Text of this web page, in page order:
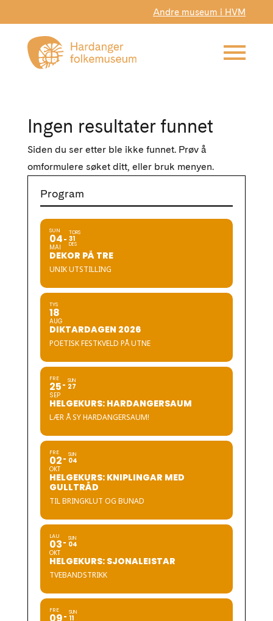
Andre museum i HVM
Ingen resultater funnet
Siden du ser etter ble ikke funnet. Prøv å
omformulere søket ditt, eller bruk menyen.
Program
SUN
04
MAI
TORS
31
DES
DEKOR PÅ TRE
UNIK UTSTILLING
TYS
18
AUG
DIKTARDAGEN 2026
POETISK FESTKVELD PÅ UTNE
FRE
25
SEP
SUN
27
HELGEKURS: HARDANGERSAUM
LÆR Å SY HARDANGERSAUM!
FRE
02
OKT
SUN
04
HELGEKURS: KNIPLINGAR MED
GULLTRÅD
TIL BRINGKLUT OG BUNAD
LAU
03
OKT
SUN
04
HELGEKURS: SJONALEISTAR
TVEBANDSTRIKK
FRE SUN
11